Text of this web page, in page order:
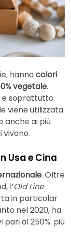
hanno colori
vegetale.
e soprattutto
viene utilizzata
anche ai più
vivono.
Usa e Cina
. Oltre
l’Old Line
in particolar
nel 2020, ha
al 250%: più